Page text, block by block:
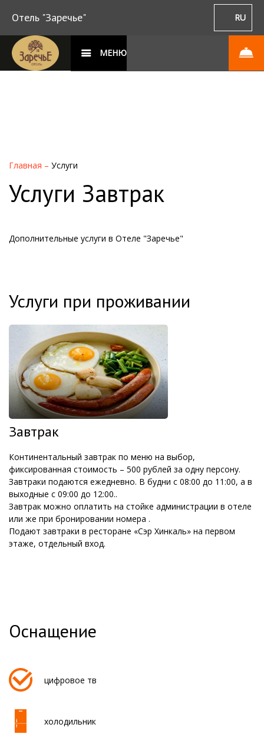
Отель "Заречье" RU
МЕНЮ
Главная – Услуги
Услуги Завтрак
Дополнительные услуги в Отеле "Заречье"
Услуги при проживании
Завтрак
Континентальный завтрак по меню на выбор,
фиксированная стоимость – 500 рублей за одну персону.
Завтраки подаются ежедневно. В будни с 08:00 до 11:00, а в
выходные с 09:00 до 12:00..
Завтрак можно оплатить на стойке администрации в отеле
или же при бронировании номера .
Подают завтраки в ресторане «Сэр Хинкаль» на первом
этаже, отдельный вход.
Оснащение
цифровое тв
холодильник